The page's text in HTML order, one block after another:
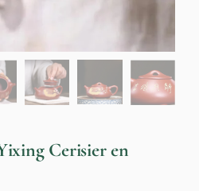
Cerisier en